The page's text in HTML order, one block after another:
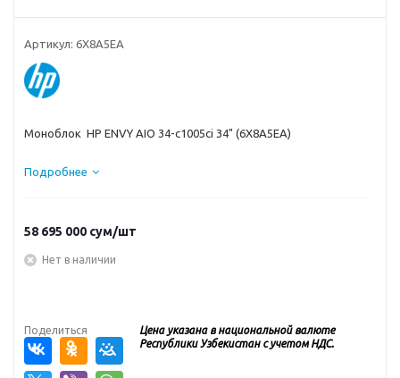
Артикул: 6X8A5EA
Моноблок HP ENVY AIO 34-c1005ci 34" (6X8A5EA)
Подробнее
58 695 000 сум/шт
Нет в наличии
Поделиться
Цена указана в национальной валюте
Республики Узбекистан с учетом НДС.